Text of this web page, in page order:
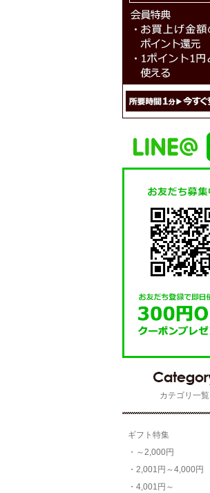
カテゴリ一覧
ギフト特集
・～2,000円
・2,001円～4,000円
・4,001円～